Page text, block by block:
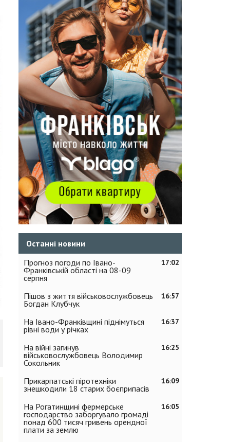
Останні новини
17:02
Прогноз погоди по Івано-
Франківській області на 08-09
серпня
16:57
Пішов з життя військовослужбовець
Богдан Клубчук
16:37
На Івано-Франківщині піднімуться
рівні води у річках
16:25
На війні загинув
військовослужбовець Володимир
Сокольник
16:09
Прикарпатські піротехніки
знешкодили 18 старих боєприпасів
16:05
На Рогатинщині фермерське
господарство заборгувало громаді
понад 600 тисяч гривень орендної
плати за землю